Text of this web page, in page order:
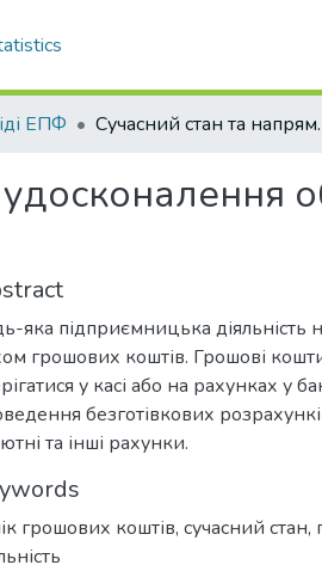
ЕПФ Сучасний стан та
яка підприємницька діяльність
грошових коштів. Грошові
у касі або на рахунках у
безготівкових
та інші рахунки.
грошових коштів, сучасний стан,